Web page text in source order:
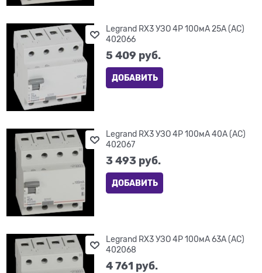
Legrand RX3 УЗО 4P 100мА 25А (AC)
402066
5 409 руб.
ДОБАВИТЬ
Legrand RX3 УЗО 4P 100мА 40А (AC)
402067
3 493 руб.
ДОБАВИТЬ
Legrand RX3 УЗО 4P 100мА 63А (AC)
402068
4 761 руб.